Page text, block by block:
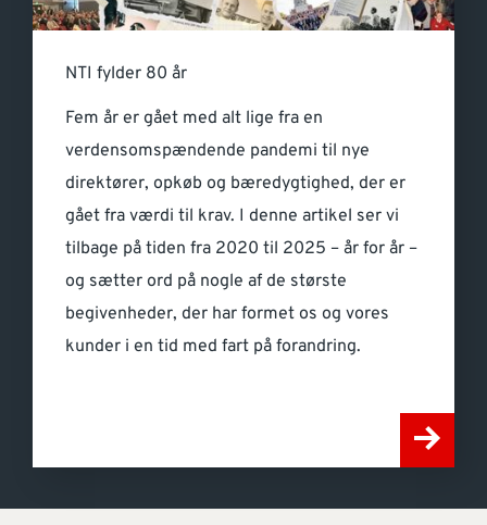
NTI fylder 80 år
Fem år er gået med alt lige fra en
verdensomspændende pandemi til nye
direktører, opkøb og bæredygtighed, der er
gået fra værdi til krav. I denne artikel ser vi
tilbage på tiden fra 2020 til 2025 – år for år –
og sætter ord på nogle af de største
begivenheder, der har formet os og vores
kunder i en tid med fart på forandring.